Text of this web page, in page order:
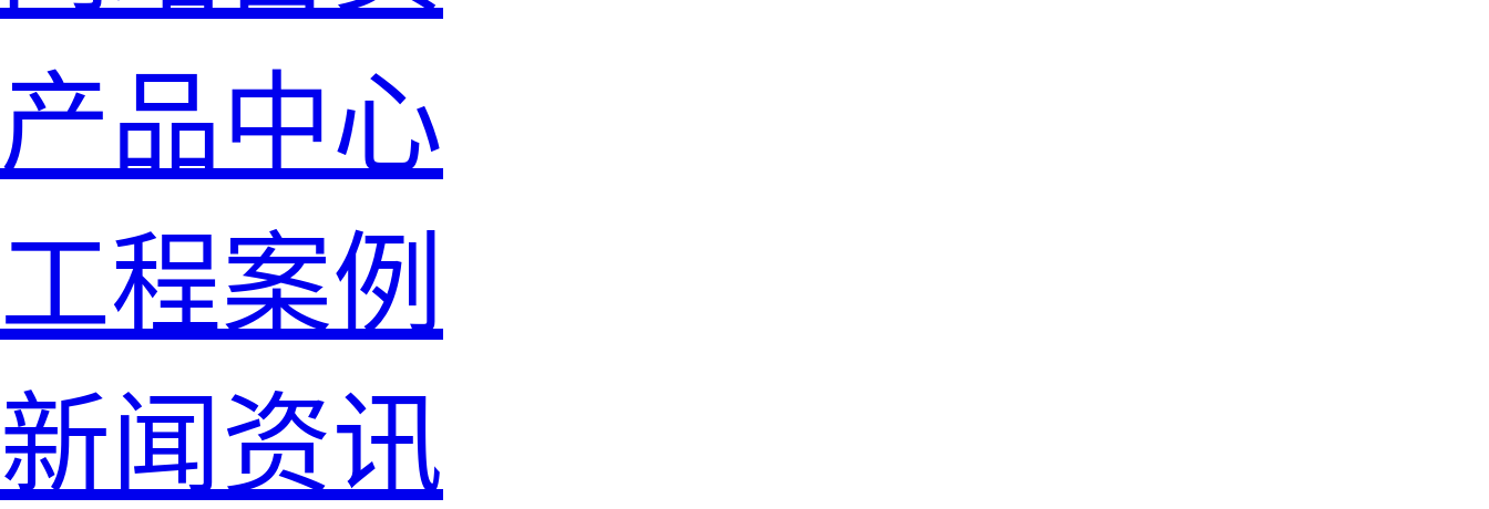
产品中心
工程案例
新闻资讯